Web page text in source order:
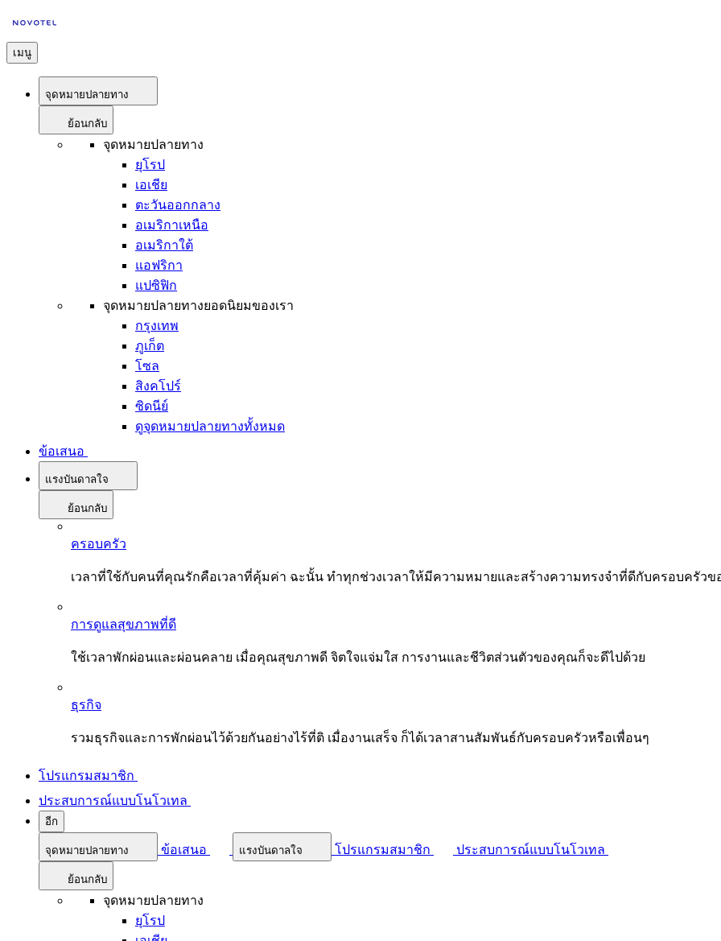
เมนู
จุดหมายปลายทาง
ย้อนกลับ
จุดหมายปลายทาง
ยุโรป
เอเชีย
ตะวันออกกลาง
อเมริกาเหนือ
อเมริกาใต้
แอฟริกา
แปซิฟิก
จุดหมายปลายทางยอดนิยมของเรา
กรุงเทพ
ภูเก็ต
โซล
สิงคโปร์
ซิดนีย์
ดูจุดหมายปลายทางทั้งหมด
ข้อเสนอ
แรงบันดาลใจ
ย้อนกลับ
ครอบครัว
เวลาที่ใช้กับคนที่คุณรักคือเวลาที่คุ้มค่า ฉะนั้น ทำทุกช่วงเวลาให้มีความหมายและสร้างความทรงจำที่ดีกับครอบครัว
การดูแลสุขภาพที่ดี
ใช้เวลาพักผ่อนและผ่อนคลาย เมื่อคุณสุขภาพดี จิตใจแจ่มใส การงานและชีวิตส่วนตัวของคุณก็จะดีไปด้วย
ธุรกิจ
รวมธุรกิจและการพักผ่อนไว้ด้วยกันอย่างไร้ที่ติ เมื่องานเสร็จ ก็ได้เวลาสานสัมพันธ์กับครอบครัวหรือเพื่อนๆ
โปรแกรมสมาชิก
ประสบการณ์แบบโนโวเทล
อีก
จุดหมายปลายทาง ข้อเสนอ แรงบันดาลใจ โปรแกรมสมาชิก ประสบการณ์แบบโนโวเทล
ย้อนกลับ
จุดหมายปลายทาง
ยุโรป